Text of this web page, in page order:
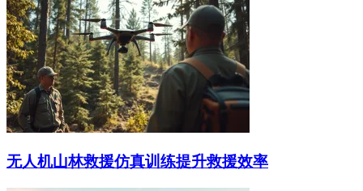
无人机山林救援仿真训练提升救援效率